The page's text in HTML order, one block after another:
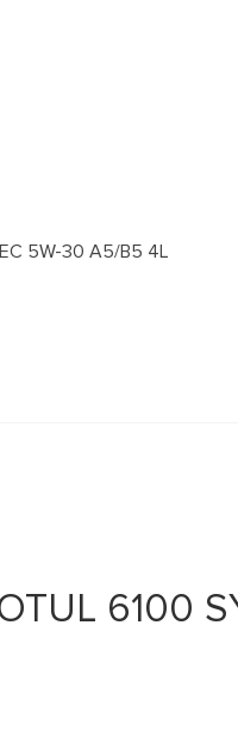
5W-30 A5/B5 4L
6100